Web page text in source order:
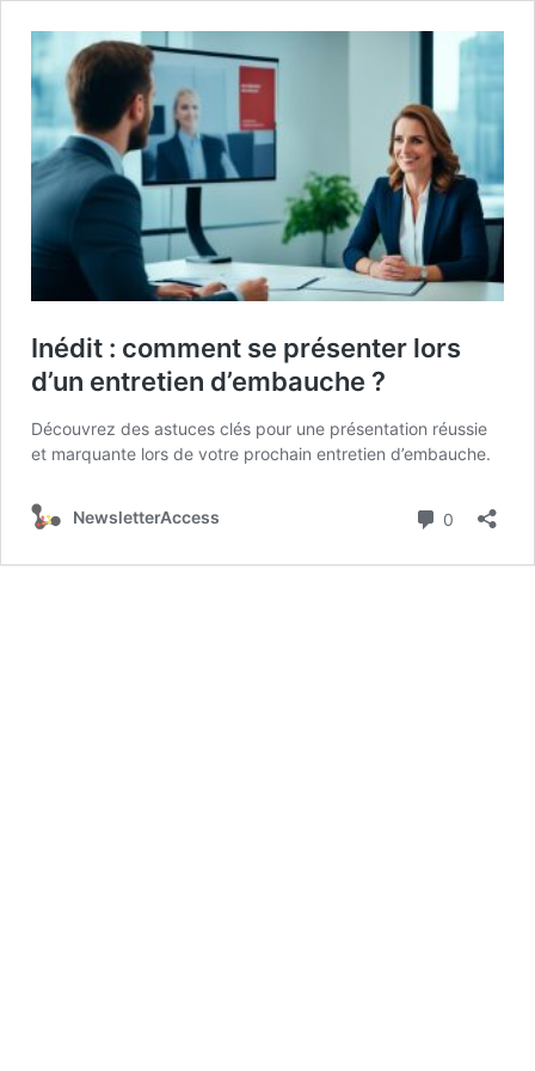
Inédit : comment se présenter lors
d’un entretien d’embauche ?
Découvrez des astuces clés pour une présentation réussie
et marquante lors de votre prochain entretien d’embauche.
NewsletterAccess 0